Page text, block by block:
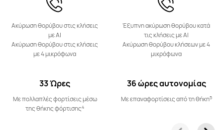
FreeClip Series
Μάθε Περισσότερα
Ακύρωση θορύβου στις κλήσεις
με AI
Ακύρωση θορύβου στις κλήσεις
με 4 μικρόφωνα
33 Ώρες
Με πολλαπλές φορτίσεις μέσω
της θήκης φόρτισης4
Έξυπνη ακύρωση θορύβου κατά
τις κλήσεις με AI
Ακύρωση θορύβου κλήσεων με 4
μικρόφωνα
36 ώρες αυτονομίας
Με επαναφορτίσεις από τη θήκη5